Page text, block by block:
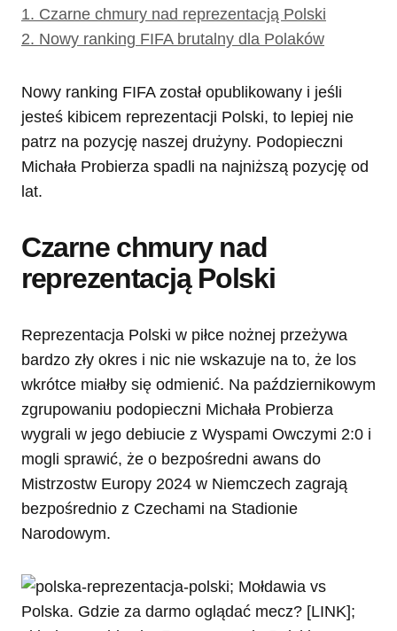
1. Czarne chmury nad reprezentacją Polski
2. Nowy ranking FIFA brutalny dla Polaków
Nowy ranking FIFA został opublikowany i jeśli
jesteś kibicem reprezentacji Polski, to lepiej nie
patrz na pozycję naszej drużyny. Podopieczni
Michała Probierza spadli na najniższą pozycję od
lat.
Czarne chmury nad
reprezentacją Polski
Reprezentacja Polski w piłce nożnej przeżywa
bardzo zły okres i nic nie wskazuje na to, że los
wkrótce miałby się odmienić. Na październikowym
zgrupowaniu podopieczni Michała Probierza
wygrali w jego debiucie z Wyspami Owczymi 2:0 i
mogli sprawić, że o bezpośredni awans do
Mistrzostw Europy 2024 w Niemczech zagrają
bezpośrednio z Czechami na Stadionie
Narodowym.